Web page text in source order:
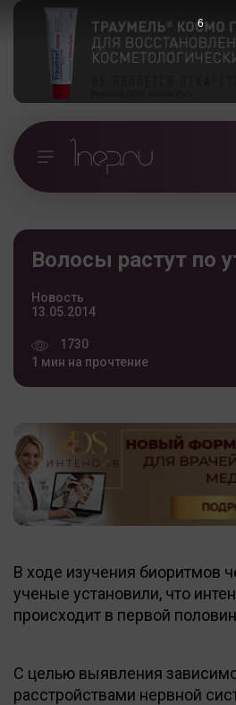
Волосы растут по
Новость
13.05.2014
1730
1 мин на прочтение
В ходе изучения биоритмов
ученые установили, что
происходит в первой
С целью выявления
расстройствами нервной
5